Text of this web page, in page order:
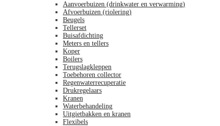
Aanvoerbuizen (drinkwater en verwarming)
Afvoerbuizen (riolering)
Beugels
Tellerset
Buisafdichting
Meters en tellers
Koper
Boilers
Terugslagkleppen
Toebehoren collector
Regenwaterrecuperatie
Drukregelaars
Kranen
Waterbehandeling
Uitgietbakken en kranen
Flexibels